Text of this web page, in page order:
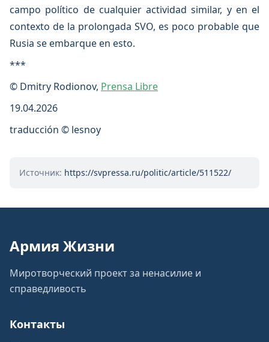
campo político de cualquier actividad similar, y en el
contexto de la prolongada SVO, es poco probable que
Rusia se embarque en esto.
***
© Dmitry Rodionov, Prensa Libre
19.04.2026
traducción © lesnoy
Источник: https://svpressa.ru/politic/article/511522/
Армия Жизни
Миротворческий проект за ненасилие и
справедливость
Контакты